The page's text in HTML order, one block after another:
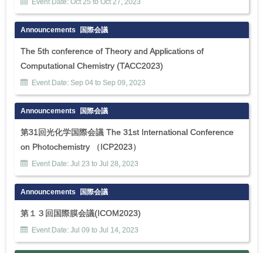
Event Date: Oct 25to Oct 27, 2023
Announcements 国際会議
The 5th conference of Theory and Applications of
Computational Chemistry (TACC2023)
Event Date: Sep 04to Sep 09, 2023
Announcements 国際会議
第31回光化学国際会議 The 31st International Conference
on Photochemistry （ICP2023）
Event Date: Jul 23to Jul 28, 2023
Announcements 国際会議
第１３回国際膜会議(ICOM2023)
Event Date: Jul 09to Jul 14, 2023